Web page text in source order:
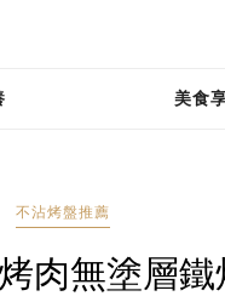
美食
不沾烤盤推薦
肉無塗層鐵